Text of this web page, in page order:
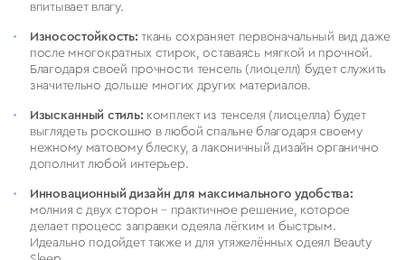
впитывает влагу.
Износостойкость:ткань сохраняет первоначальный вид даже
после многократных стирок, оставаясь мягкой и прочной.
Благодаря своей прочности тенсель (лиоцелл) будет служить
значительно дольше многих других материалов.
Изысканный стиль: комплект из тенселя (лиоцелла) будет
выглядеть роскошно в любой спальне благодаря своему
нежному матовому блеску, а лаконичный дизайн органично
дополнит любой интерьер.
Инновационный дизайн для максимального удобства:
молния с двух сторон – практичное решение, которое
делает процесс заправки одеяла лёгким и быстрым.
Идеально подойдет также и для утяжелённых одеял Beauty